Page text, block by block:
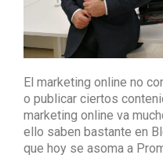
El marketing online no
o publicar ciertos
marketing online va
ello saben bastante en
que hoy se asoma a